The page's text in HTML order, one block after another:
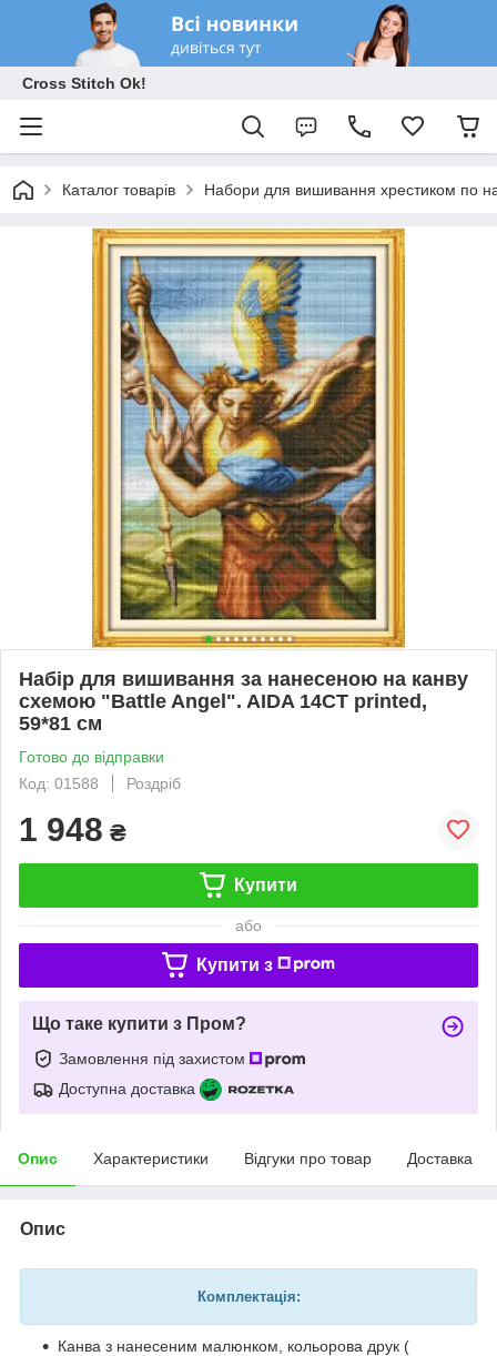
Cross Stitch Ok!
Каталог товарів Набори для вишивання хрестиком по
Набір для вишивання за нанесеною на канву
схемою "Battle Angel". AIDA 14CT printed,
59*81 см
Готово до відправки
Код: 01588
Роздріб
1 948 ₴
Купити
або
Купити з
Що таке купити з Пром?
Замовлення під захистом
Доступна доставка
Опис Характеристики Відгуки про товар Доставка
Опис
Комплектація:
Канва з нанесеним малюнком, кольорова друк (